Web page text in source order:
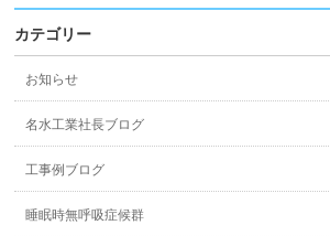
カテゴリー
お知らせ
名水工業社長ブログ
工事例ブログ
睡眠時無呼吸症候群